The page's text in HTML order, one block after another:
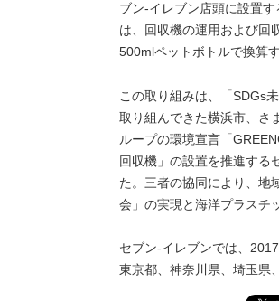
ブン‐イレブン店頭に設置
は、回収機の運用および回
500mlペットボトルで換算
この取り組みは、「SDGs
取り組んできた横浜市、さ
ループの環境宣言「
回収機」の設置を推進する
た。三者の協同により、地
会」の実現と海洋プラスチ
セブン‐イレブンでは、
東京都、神奈川県、埼玉県